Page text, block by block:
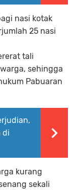
nasi kotak
25 nasi
tali
sehingga
Pabuaran
di
kurang
sekali